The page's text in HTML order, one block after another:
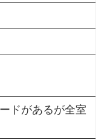
ドがあるが全室